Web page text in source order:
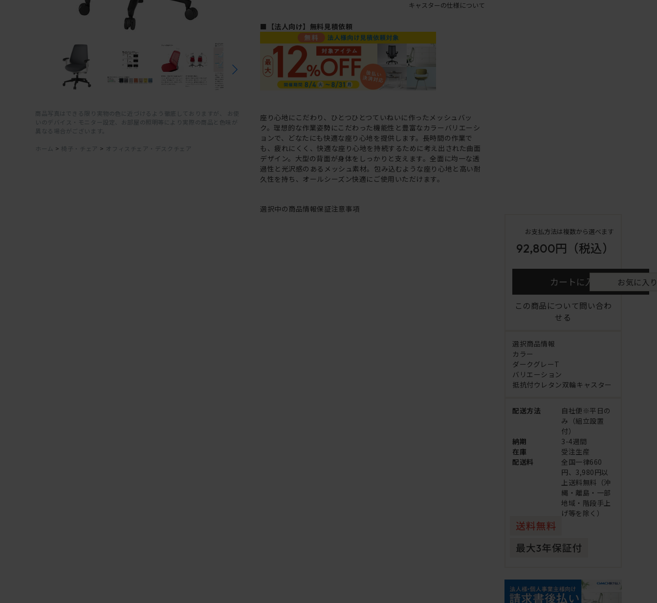
商品写真はできる限り実物の色に近づけるよう徹底しておりますが、 お使
いのデバイス・モニター設定、お部屋の照明等により実際の商品と色味が
異なる場合がございます。
ホーム > 椅子・チェア > オフィスチェア・デスクチェア
キャスターの仕様について
■【法人向け】無料見積依頼
座り心地にこだわり、ひとつひとつていねいに作ったメッシュバッ
ク。理想的な作業姿勢にこだわった機能性と豊富なカラーバリエーシ
ョンで、どなたにも快適な座り心地を提供します。長時間の作業で
も、疲れにくく、快適な座り心地を持続するために考え出された曲面
デザイン。大型の背面が身体をしっかりと支えます。全面に均一な透
過性と光沢感のあるメッシュ素材。包み込むような座り心地と高い耐
久性を持ち、オールシーズン快適にご使用いただけます。
選択中の商品情報保証注意事項
お支払方法は複数から選べます
92,800円 （税込）
カートに入れる お気に入
この商品について問い合わ
せる
選択商品情報
カラー
ダークグレーT
バリエーション
抵抗付ウレタン双輪キャスター
配送方法
自社便※平日の
み（組立設置
付）
納期
3-4週間
在庫
受注生産
配送料
全国一律660
円、3,980円以
上送料無料（沖
縄・離島・一部
地域・階段手上
げ等を除く）